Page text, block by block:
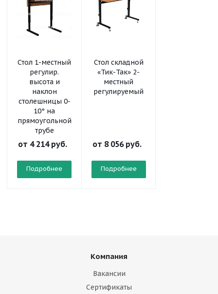
Стол 1-местный
регулир.
высота и
наклон
столешницы 0-
10° на
прямоугольной
трубе
от 4 214 руб.
Подробнее
Стол складной
«Тик-Так» 2-
местный
регулируемый
от 8 056 руб.
Подробнее
Компания
Вакансии
Сертификаты